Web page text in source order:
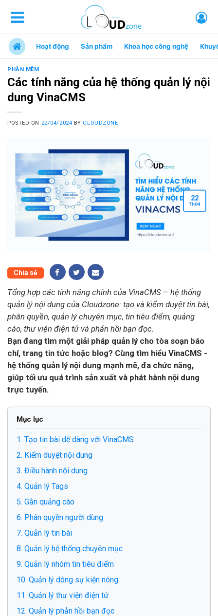
Hoạt động Sản phẩm Khoa học công nghệ
PHẦN MỀM
Các tính năng của hệ thống quản lý nội
dung VinaCMS
POSTED ON 22/04/2024 BY CLOUDZONE
22
Th04
Chia sẻ
Tổng hợp các tính năng chính của VinaCMS – hệ thống
quản lý nội dung của Cloudzone: tạo và kiểm duyệt tin bài,
phân quyền, quản lý chuyên mục, tin tiêu điểm, quảng
cáo, thư viện điện tử và phản hồi bạn đọc.
Bạn đang tìm một giải pháp quản lý cho tòa soạn báo
chí, trang tin tức hoặc blog? Cùng tìm hiểu VinaCMS -
hệ thống quản lý nội dung mạnh mẽ, đa chức năng,
giúp tối ưu quá trình sản xuất và phát hành nội dung
trực tuyến.
Mục lục
1. Tạo tin bài dễ dàng với VinaCMS
2. Kiểm duyệt nội dung
3. Điều hành nội dung
4. Quản lý Tags
5. Gắn quảng cáo
6. Phân quyền người dùng
7. Quản lý tin bài
8. Quản lý hệ thống chuyên mục
9. Quản lý nhóm tin tiêu điểm
10. Quản lý dòng sự kiện nóng
11. Quản lý thư viện điện tử
12. Quản lý phản hồi bạn đọc